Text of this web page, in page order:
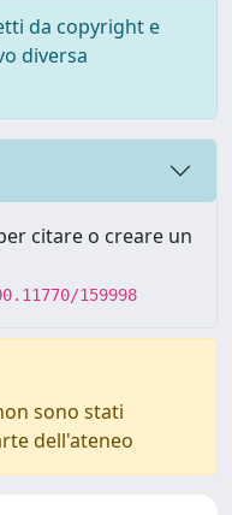
da copyright e
diversa
citare o creare un
159998
sono stati
dell'ateneo